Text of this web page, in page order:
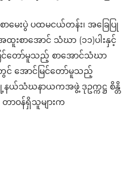
မေးပွဲ ပထမငယ်တန်း၊ အခြေပြု
ာအောင် သံဃာ (၁၁)ပါးနှင့်
င်တော်မူသည့် စာအောင်သံဃာ
တွင် အောင်မြင်တော်မူသည့်
နယ်သံဃနာယကအဖွဲ့ ဒုဥက္ကဋ္ဌ စိန္တိ
တာဝန်ရှိသူများက